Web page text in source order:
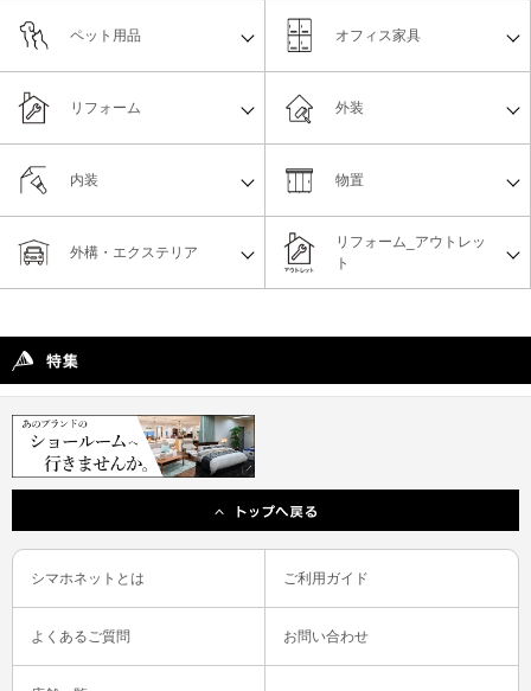
ペット用品 オフィス家具
リフォーム
リフォーム_アウトレッ
ト
物置
外構・エクステリア
外装
内装
シマホネットとは ご利用ガイド
よくあるご質問 お問い合わせ